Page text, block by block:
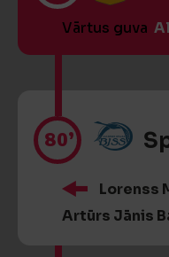
Vārtus guva
80’
Lorenss
Artūrs Jānis